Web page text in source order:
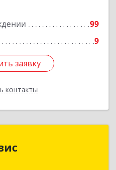
99
9
заявку
контакты
заявку
Шахты г, Советская ул,